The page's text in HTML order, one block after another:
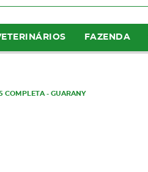
FAZENDA
COMPLETA - GUARANY